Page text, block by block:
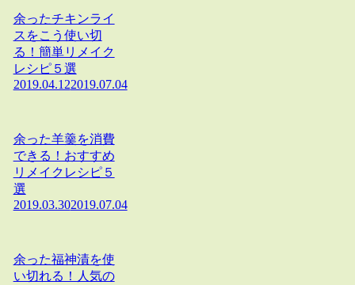
余ったチキンライ
スをこう使い切
る！簡単リメイク
レシピ５選
2019.04.122019.07.04
余った羊羹を消費
できる！おすすめ
リメイクレシピ５
選
2019.03.302019.07.04
余った福神漬を使
い切れる！人気の